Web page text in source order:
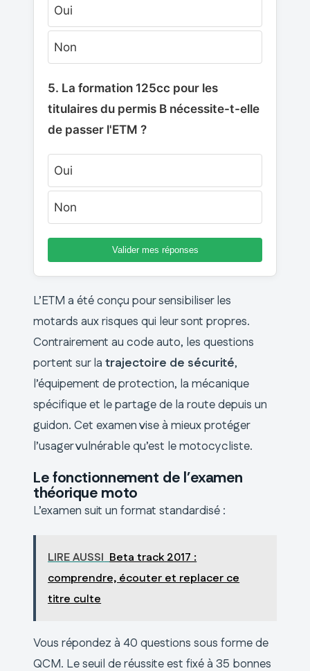
Oui
Non
5. La formation 125cc pour les
titulaires du permis B nécessite-t-elle
de passer l'ETM ?
Oui
Non
Valider mes réponses
L’ETM a été conçu pour sensibiliser les
motards aux risques qui leur sont propres.
Contrairement au code auto, les questions
portent sur la trajectoire de sécurité,
l’équipement de protection, la mécanique
spécifique et le partage de la route depuis un
guidon. Cet examen vise à mieux protéger
l’usager vulnérable qu’est le motocycliste.
Le fonctionnement de l’examen
théorique moto
L’examen suit un format standardisé :
LIRE AUSSI Beta track 2017 :
comprendre, écouter et replacer ce
titre culte
Vous répondez à 40 questions sous forme de
QCM. Le seuil de réussite est fixé à 35 bonnes